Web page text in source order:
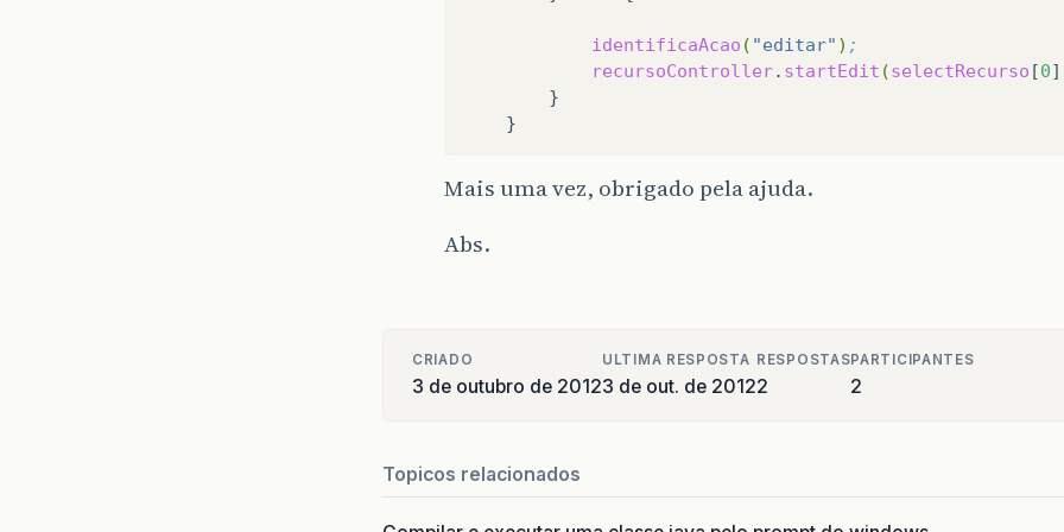
identificaAcao ( "editar" ) ;
recursoController. startEdit (selectRecurso [0]
Mais uma vez, obrigado pela ajuda.
Abs.
CRIADO
3 de outubro de 2012
ULTIMA RESPOSTA
3 de out. de 2012
RESPOSTAS
2
PARTICIPANTES
2
Topicos relacionados